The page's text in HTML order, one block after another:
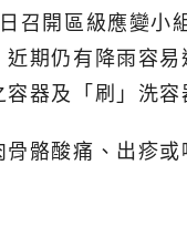
召開區級應變
期仍有降雨容
容器及「刷」洗
骼酸痛、出疹